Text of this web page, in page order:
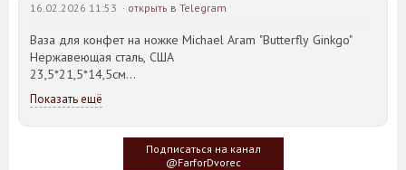
16.02.2026 11:53 · открыть в Telegram
Ваза для конфет на ножке Michael Aram "Butterfly Ginkgo"
Нержавеющая сталь, США
23,5*21,5*14,5см
Идея такого дизайна предметов сервировки стола пришла
создателю, когда он впервые увидел дерево Гинкго Билоба,
у которого растут двойные листья, напоминающие крылья
Показать ещё
Подписаться на канал
@FarforDvorec